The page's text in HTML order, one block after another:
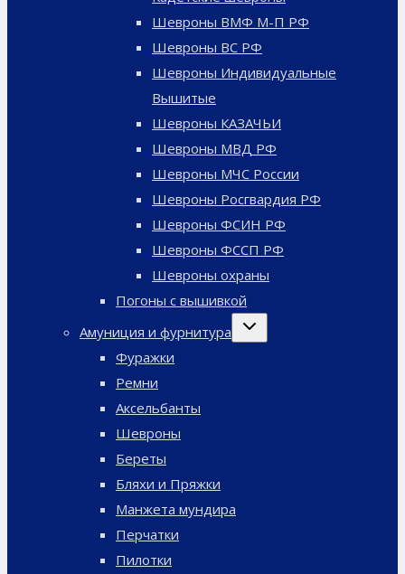
Шевроны ВМФ М-П РФ
Шевроны ВС РФ
Шевроны Индивидуальные
Вышитые
Шевроны КАЗАЧЬИ
Шевроны МВД РФ
Шевроны МЧС России
Шевроны Росгвардия РФ
Шевроны ФСИН РФ
Шевроны ФССП РФ
Шевроны охраны
Погоны с вышивкой
Амуниция и фурнитура
Переключить
Фуражки
Ремни
Аксельбанты
Шевроны
Береты
Бляхи и Пряжки
Манжета мундира
Перчатки
Пилотки